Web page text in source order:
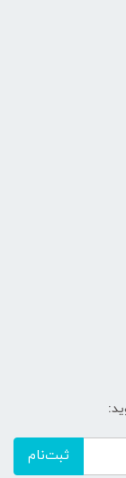
ثبت‌نام